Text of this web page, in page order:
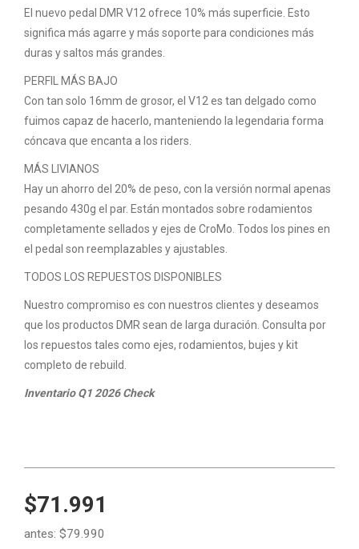
El nuevo pedal DMR V12 ofrece 10% más superficie. Esto
significa más agarre y más soporte para condiciones más
duras y saltos más grandes.
PERFIL MÁS BAJO
Con tan solo 16mm de grosor, el V12 es tan delgado como
fuimos capaz de hacerlo, manteniendo la legendaria forma
cóncava que encanta a los riders.
MÁS LIVIANOS
Hay un ahorro del 20% de peso, con la versión normal apenas
pesando 430g el par. Están montados sobre rodamientos
completamente sellados y ejes de CroMo. Todos los pines en
el pedal son reemplazables y ajustables.
TODOS LOS REPUESTOS DISPONIBLES
Nuestro compromiso es con nuestros clientes y deseamos
que los productos DMR sean de larga duración. Consulta por
los repuestos tales como ejes, rodamientos, bujes y kit
completo de rebuild.
Inventario Q1 2026 Check
$71.991
antes: $79.990